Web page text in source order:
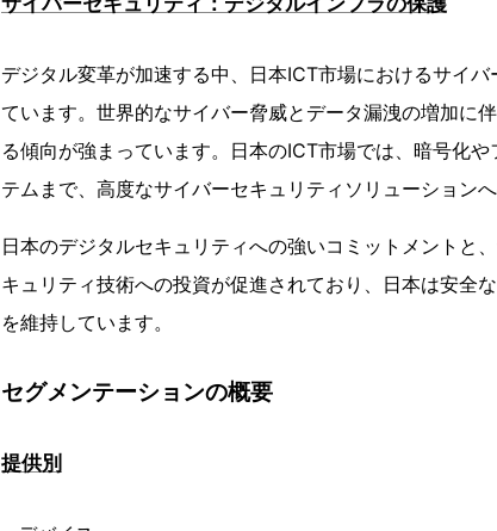
デジタル変革が加速する中、日本ICT市場におけるサイ
ています。世界的なサイバー脅威とデータ漏洩の増加に
る傾向が強まっています。日本のICT市場では、暗号化
テムまで、高度なサイバーセキュリティソリューション
日本のデジタルセキュリティへの強いコミットメントと
キュリティ技術への投資が促進されており、日本は安全
を維持しています。
セグメンテーションの概要
提供別